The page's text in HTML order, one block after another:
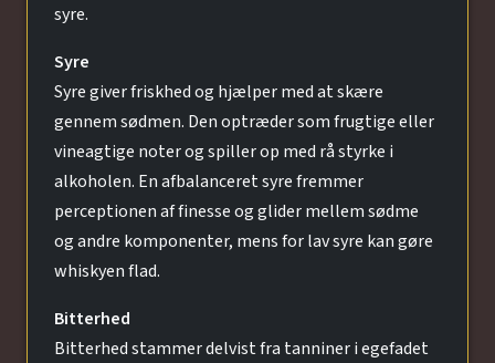
syre.
Syre
Syre giver friskhed og hjælper med at skære
gennem sødmen. Den optræder som frugtige eller
vineagtige noter og spiller op med rå styrke i
alkoholen. En afbalanceret syre fremmer
perceptionen af finesse og glider mellem sødme
og andre komponenter, mens for lav syre kan gøre
whiskyen flad.
Bitterhed
Bitterhed stammer delvist fra tanniner i egefadet